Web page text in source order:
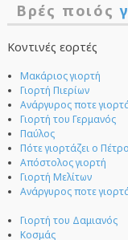
Βρές ποιός
Κοντινές εορτές
Μακάριος γιορτή
Γιορτή Πιερίων
Ανάργυρος ποτε
Γιορτή του Γερμανός
Παύλος
Πότε γιορτάζει ο
Απόστολος γιορτή
Γιορτή Μελίτων
Ανάργυρος ποτε
Γιορτή του Δαμιανός
Κοσμάς